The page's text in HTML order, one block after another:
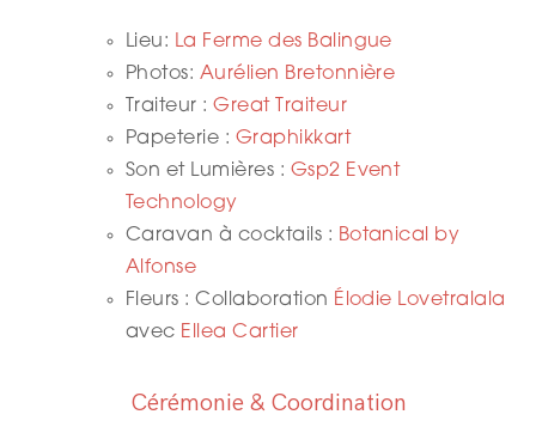
Lieu: La Ferme des Balingue
Photos: Aurélien Bretonnière
Traiteur :Great Traiteur
Papeterie : Graphikkart
Son et Lumières : Gsp2 Event
Technology
Caravan à cocktails : Botanical by
Alfonse
Fleurs : Collaboration Élodie Lovetralala
avec Ellea Cartier
Cérémonie & Coordination